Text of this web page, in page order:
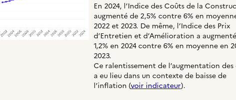
En 2024, l’Indice des Coûts de la
augmenté de 2,5% contre 6% en
2022 et 2023. De même, l’Indice des Prix
d’Entretien et d’Amélioration a
1,2% en 2024 contre 6% en moyenne en
2023.
Ce ralentissement de l’augmentation des
a eu lieu dans un contexte de baisse de
l’inflation (voir indicateur).